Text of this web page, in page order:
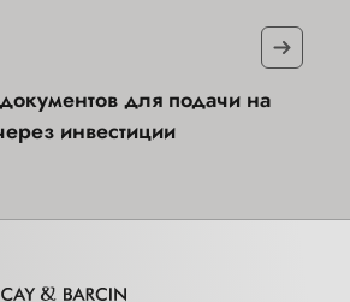
для подачи на
инвестиции